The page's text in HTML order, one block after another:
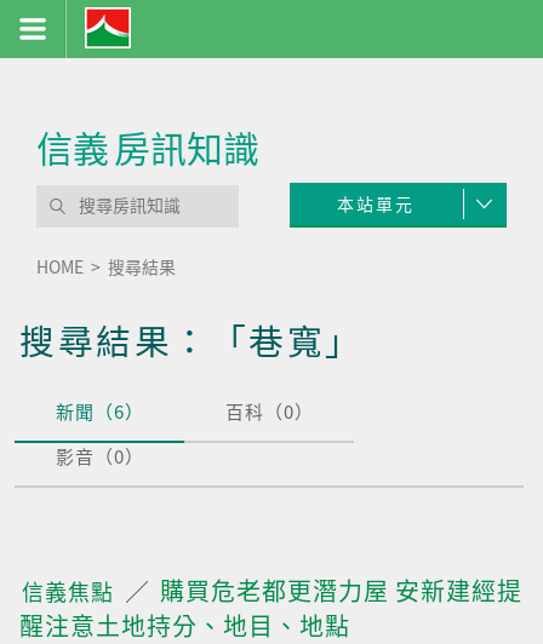
信義房訊知識
本站單元
HOME 搜尋結果
搜尋結果：「巷寬」
新聞（6）
百科（0）
影音（0）
信義焦點
購買危老都更潛力屋 安新建經提
醒注意土地持分、地目、地點